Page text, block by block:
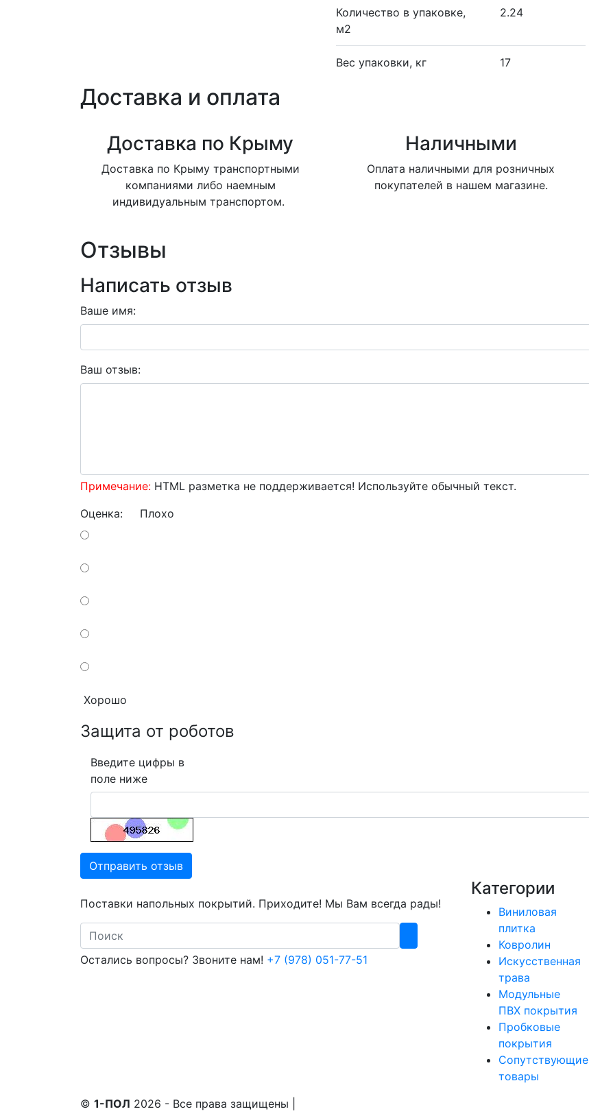
Количество в упаковке,
м2
2.24
Вес упаковки, кг 17
Доставка и оплата
Доставка по Крыму
Доставка по Крыму транспортными
компаниями либо наемным
индивидуальным транспортом.
Наличными
Оплата наличными для розничных
покупателей в нашем магазине.
Отзывы
Написать отзыв
Ваше имя:
Ваш отзыв:
Примечание: HTML разметка не поддерживается! Используйте обычный текст.
Оценка: Плохо
Хорошо
Защита от роботов
Введите цифры в
поле ниже
Отправить отзыв
Поставки напольных покрытий. Приходите! Мы Вам всегда рады!
Search
Остались вопросы? Звоните нам! +7 (978) 051-77-51
Категории
Виниловая
плитка
Ковролин
Искусственная
трава
Модульные
ПВХ покрытия
Пробковые
покрытия
Сопутствующие
товары
© 1-ПОЛ 2026 - Все права защищены